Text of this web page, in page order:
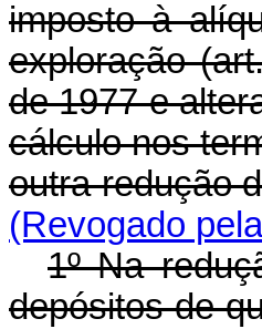
imposto à
exploração
de 1977 e
cálculo nos
outra redução
(Revogado
1º Na
depósitos de